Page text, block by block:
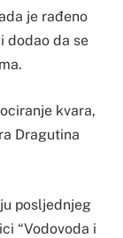
je rađeno
dodao da se
kvara,
Dragutina
posljednjeg
“Vodovoda i